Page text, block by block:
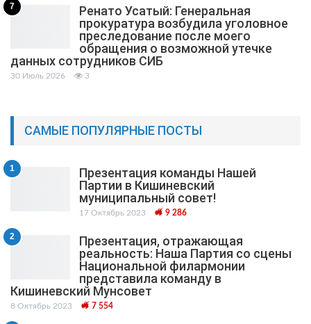
7
Ренато Усатый: Генеральная
прокуратура возбудила уголовное
преследование после моего
обращения о возможной утечке
данных сотрудников СИБ
30 Июль 2026 3
САМЫЕ ПОПУЛЯРНЫЕ ПОСТЫ
1
Презентация команды Нашей
Партии в Кишиневский
муниципальный cовет!
17 Октябрь 2023 9 286
2
Презентация, отражающая
реальность: Наша Партия со сцены
Национальной филармонии
представила команду в
Кишиневский Мунсовет
8 Октябрь 2023 7 554